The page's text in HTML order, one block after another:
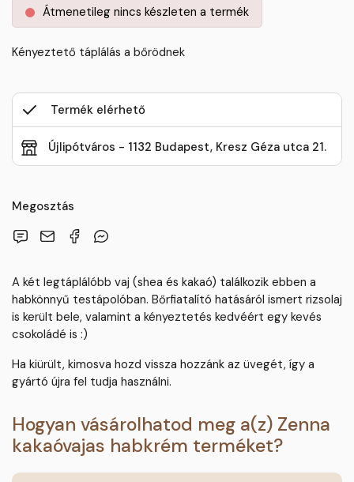
Átmenetileg nincs készleten a termék
Kényeztető táplálás a bőrödnek
Termék elérhető
Újlipótváros - 1132 Budapest, Kresz Géza utca 21.
Megosztás
A két legtáplálóbb vaj (shea és kakaó) találkozik ebben a
habkönnyű testápolóban. Bőrfiatalító hatásáról ismert rizsolaj
is került bele, valamint a kényeztetés kedvéért egy kevés
csokoládé is :)
Ha kiürült, kimosva hozd vissza hozzánk az üvegét, így a
gyártó újra fel tudja használni.
Hogyan vásárolhatod meg a(z) Zenna
kakaóvajas habkrém terméket?